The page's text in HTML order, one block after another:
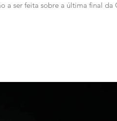
a ser feita sobre a última final